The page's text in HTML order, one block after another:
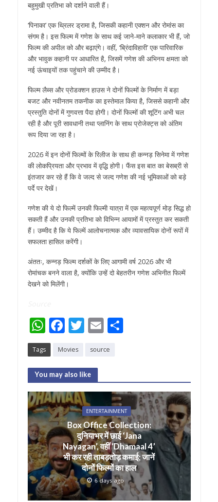
बहुमुखी प्रतिभा को दर्शाने वाली हैं।
‘पिनाका’ एक थ्रिलर ड्रामा है, जिसकी कहानी एक्शन और रोमांस का
संगम है। इस फिल्म में गणेश के साथ कई जाने-माने कलाकार भी हैं, जो
फिल्म की अपील को और बढ़ाएंगे। वहीं, ‘ब्रिंदाविहारी’ एक पारिवारिक
और भावुक कहानी पर आधारित है, जिसमें गणेश की अभिनय क्षमता को
नई ऊंचाइयों तक पहुंचाने की उम्मीद है।
फिल्म लैब्स और प्रोडक्शन हाउस ने दोनों फिल्मों के निर्माण में बड़ा
बजट और नवीनतम तकनीक का इस्तेमाल किया है, जिससे कहानी और
प्रस्तुति दोनों में गुणवत्ता पैदा होगी। दोनों फिल्मों की शूटिंग अभी चल
रही है और पूरी सावधानी तथा प्लानिंग के साथ प्रोजेक्ट्स को अंतिम
रूप दिया जा रहा है।
2026 में इन दोनों फिल्मों के रिलीज के साथ ही कन्नड़ सिनेमा में गणेश
की लोकप्रियता और प्रभाव में वृद्धि होगी। फैंस इस बात का बेसब्री से
इंतजार कर रहे हैं कि वे जल्द से जल्द गणेश की नई भूमिकाओं को बड़े
पर्दे पर देखें।
गणेश की ये दो फिल्में उनकी फिल्मी यात्रा में एक महत्वपूर्ण मोड़ सिद्ध हो
सकती हैं और उनकी प्रतिभा को विभिन्न आयामों में प्रस्तुत कर सकती
हैं। उम्मीद है कि ये फिल्में आलोचनात्मक और व्यावसायिक दोनों रूपों में
सफलता हासिल करेंगी।
अंततः, कन्नड़ फिल्म दर्शकों के लिए आगामी वर्ष 2026 और भी
रोमांचक बनने वाला है, क्योंकि उन्हें दो बेहतरीन गणेश अभिनीत फिल्में
देखने को मिलेंगी।
W
h
at
s
A
p
p
F
e
b
o
o
k
T
itt
er
E
ai
S
Tags Movies source
You may also like
ENTERTAINMENT
Box Office Collection:
दुनियाभर में छाई ‘Jana
Nayagan’, वहीं ‘Dhamaal 4’
भी कर रही ताबड़तोड़ कमाई; जानें
दोनों फिल्मों का हाल
6 days ago